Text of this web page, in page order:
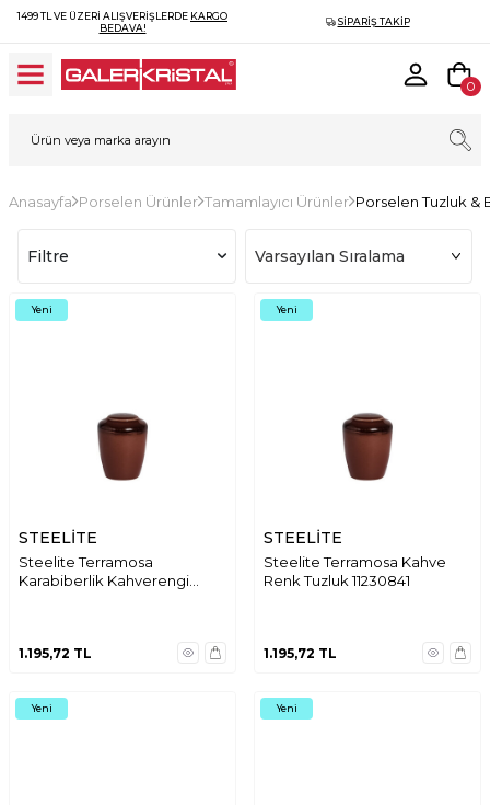
1499 TL VE ÜZERI ALIŞVERIŞLERDE KARGO
BEDAVA!
SIPARIŞ TAKIP
0
Anasayfa Porselen Ürünler Tamamlayıcı Ürünler Porselen Tuzluk &
Filtre
Yeni
STEELİTE
Steelite Terramosa
Karabiberlik Kahverengi
1.195,72 TL
Yeni
STEELİTE
Steelite Terramosa Kahve
Renk Tuzluk 11230841
1.195,72 TL
Yeni Yeni